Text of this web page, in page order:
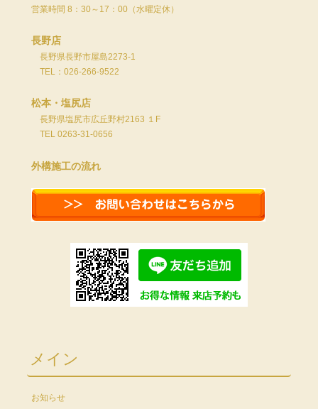
営業時間 8：30～17：00（水曜定休）
長野店
長野県長野市屋島2273-1
TEL：026-266-9522
松本・塩尻店
長野県塩尻市広丘野村2163 １F
TEL 0263-31-0656
外構施工の流れ
メイン
お知らせ